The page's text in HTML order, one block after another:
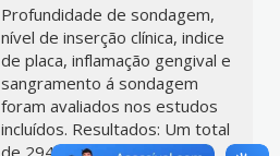
Profundidade de sondagem,
nível de inserção clínica, indice
de placa, inflamação gengival e
sangramento á sondagem
foram avaliados nos estudos
incluídos. Resultados: Um total